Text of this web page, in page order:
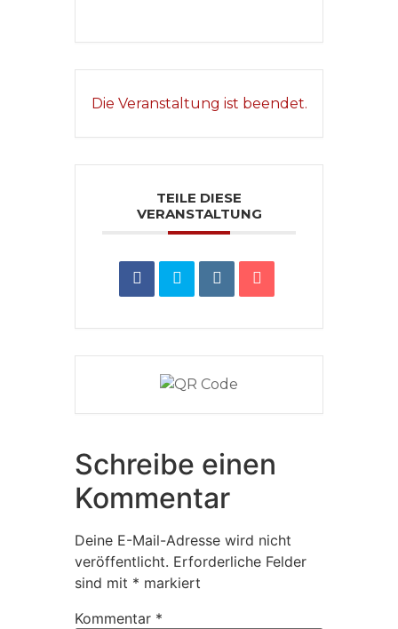
Die Veranstaltung ist beendet.
TEILE DIESE
VERANSTALTUNG
Schreibe einen
Kommentar
Deine E-Mail-Adresse wird nicht
veröffentlicht. Erforderliche Felder
sind mit * markiert
Kommentar *